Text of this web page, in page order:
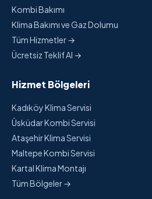
Kombi Bakımı
Klima Bakımı ve Gaz Dolumu
Tüm Hizmetler →
Ücretsiz Teklif Al →
Hizmet Bölgeleri
Kadıköy Klima Servisi
Üsküdar Kombi Servisi
Ataşehir Klima Servisi
Maltepe Kombi Servisi
Kartal Klima Montajı
Tüm Bölgeler →